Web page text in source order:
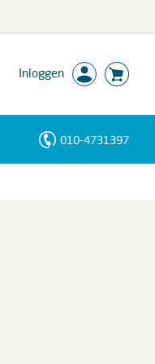
Inloggen
010-4731397